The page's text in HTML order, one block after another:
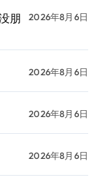
朋
2026年8月6日
2026年8月6日
2026年8月6日
2026年8月6日